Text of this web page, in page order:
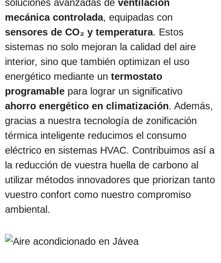
soluciones avanzadas de ventilación
mecánica controlada, equipadas con
sensores de CO₂ y temperatura. Estos
sistemas no solo mejoran la calidad del aire
interior, sino que también optimizan el uso
energético mediante un termostato
programable para lograr un significativo
ahorro energético en climatización. Además,
gracias a nuestra tecnología de zonificación
térmica inteligente reducimos el consumo
eléctrico en sistemas HVAC. Contribuimos así a
la reducción de vuestra huella de carbono al
utilizar métodos innovadores que priorizan tanto
vuestro confort como nuestro compromiso
ambiental.